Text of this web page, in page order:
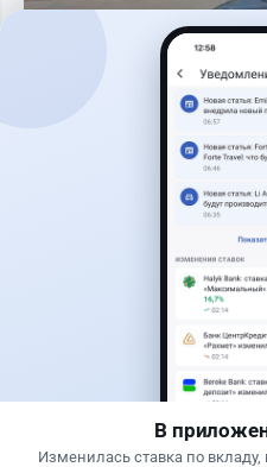
11
7 августа
Home Credit Bank
В
Изменилась ставка по